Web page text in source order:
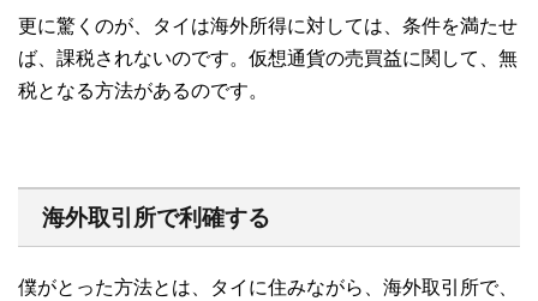
更に驚くのが、タイは海外所得に対しては、条件を満たせ
ば、課税されないのです。仮想通貨の売買益に関して、無
税となる方法があるのです。
海外取引所で利確する
僕がとった方法とは、タイに住みながら、海外取引所で、